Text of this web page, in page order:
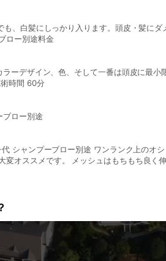
、白髪にしっかり入ります。頭皮・髪に
ロー別途料金
ーデザイン、色、そして一番は頭皮に最小
時間 60分
ブロー別途
シャンプーブロー別途 ワンランク上のオ
変オススメです。 メッシュはもちもち良く